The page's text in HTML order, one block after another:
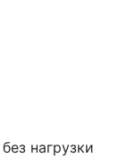
нагрузки